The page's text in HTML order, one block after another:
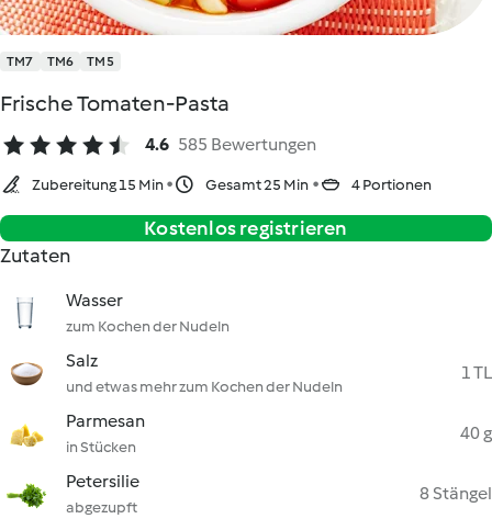
TM7 TM6 TM5
Frische Tomaten-Pasta
4.6 585 Bewertungen
Zubereitung 15 Min Gesamt 25 Min 4 Portionen
Kostenlos registrieren
Zutaten
Wasser
zum Kochen der Nudeln
Salz
und etwas mehr zum Kochen der Nudeln
1 TL
Parmesan
in Stücken
40 g
Petersilie
abgezupft
8 Stängel